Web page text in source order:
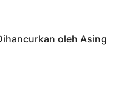
oleh Asing